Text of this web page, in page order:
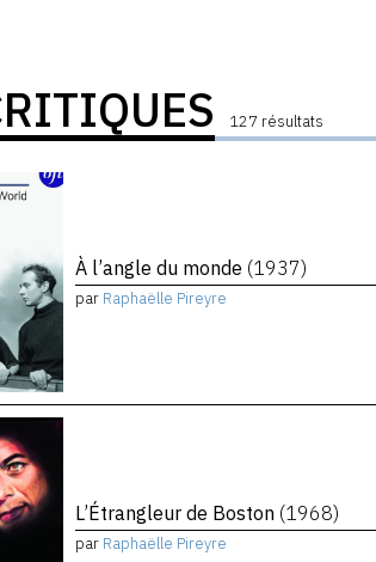
127 résultats
À l’angle du monde (1937)
par Raphaëlle Pireyre
L’Étrangleur de Boston (1968)
par Raphaëlle Pireyre